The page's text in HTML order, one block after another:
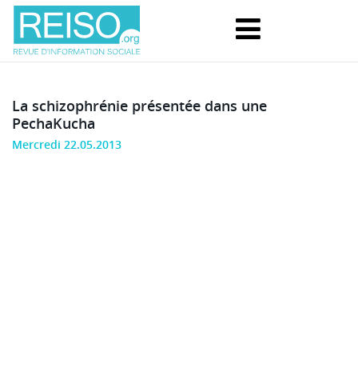
La schizophrénie présentée dans une
PechaKucha
Mercredi 22.05.2013